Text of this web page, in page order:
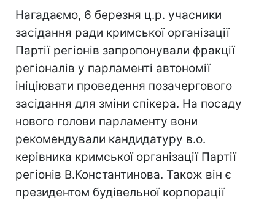
Нагадаємо, 6 березня ц.р. учасники
засідання ради кримської організації
Партії регіонів запропонували фракції
регіоналів у парламенті автономії
ініціювати проведення позачергового
засідання для зміни спікера. На посаду
нового голови парламенту вони
рекомендували кандидатуру в.о.
керівника кримської організації Партії
регіонів В.Константинова. Також він є
президентом будівельної корпорації